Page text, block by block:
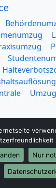
nach
nach
Nur